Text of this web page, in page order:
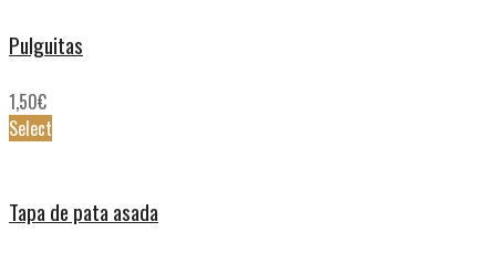
Pulguitas
1,50€
Select
Tapa de pata asada